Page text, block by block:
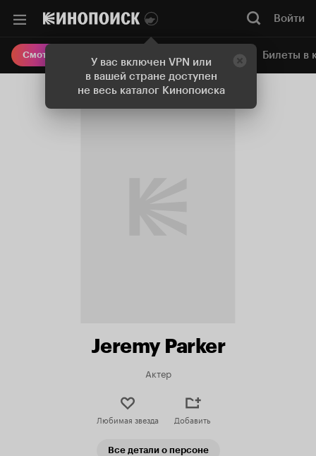
У вас включен VPN или
в вашей стране доступен
не весь каталог Кинопоиска
Войти
Смотреть кино Онлайн-кинотеатр Билеты в
Jeremy Parker
Актер
Любимая звезда Добавить
Все детали о персоне